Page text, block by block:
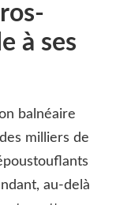
à ses
balnéaire
milliers de
au-delà